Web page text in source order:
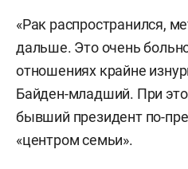
«Рак распространился,
дальше. Это очень
отношениях крайне
Байден-младший. При
бывший президент по-
«центром семьи».